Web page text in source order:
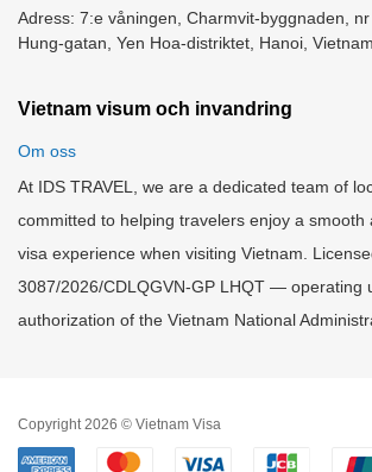
Adress: 7:e våningen, Charmvit-byggnaden,
Hung-gatan, Yen Hoa-distriktet, Hanoi,
Vietnam visum och invandring
Om oss
At IDS TRAVEL, we are a dedicated team of
committed to helping travelers enjoy a smooth
visa experience when visiting Vietnam.
3087/2026/CDLQGVN-GP LHQT — operating
authorization of the Vietnam National
Copyright 2026 © Vietnam Visa